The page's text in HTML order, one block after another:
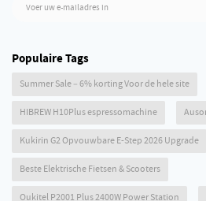
Voer uw e-mailadres in
Populaire Tags
Summer Sale – 6% korting Voor de hele site
HIBREW H10Plus espressomachine
Kukirin G2 Opvouwbare E-Step 2026 Upgrade
Beste Elektrische Fietsen & Scooters
Oukitel P2001 Plus 2400W Power Station